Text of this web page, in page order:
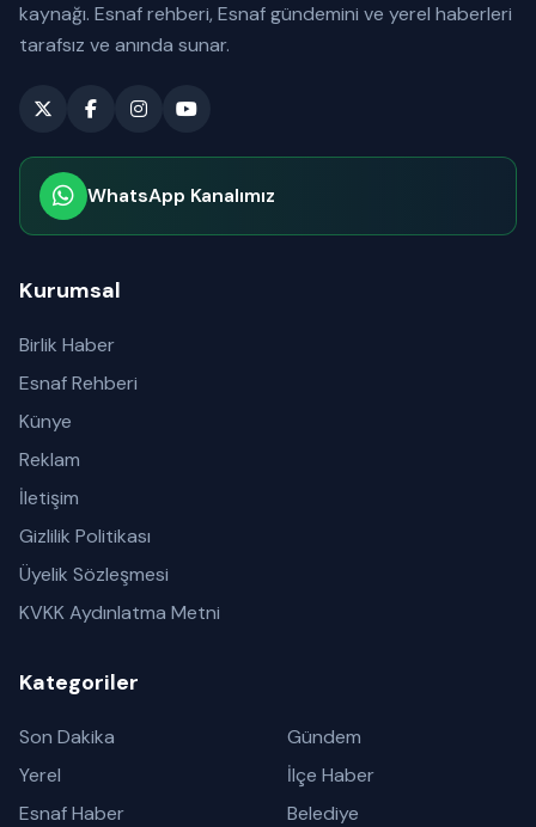
kaynağı. Esnaf rehberi, Esnaf gündemini ve yerel haberleri
tarafsız ve anında sunar.
WhatsApp Kanalımız
Kurumsal
Birlik Haber
Esnaf Rehberi
Künye
Reklam
İletişim
Gizlilik Politikası
Üyelik Sözleşmesi
KVKK Aydınlatma Metni
Kategoriler
Son Dakika
Gündem
Yerel
İlçe Haber
Esnaf Haber
Belediye